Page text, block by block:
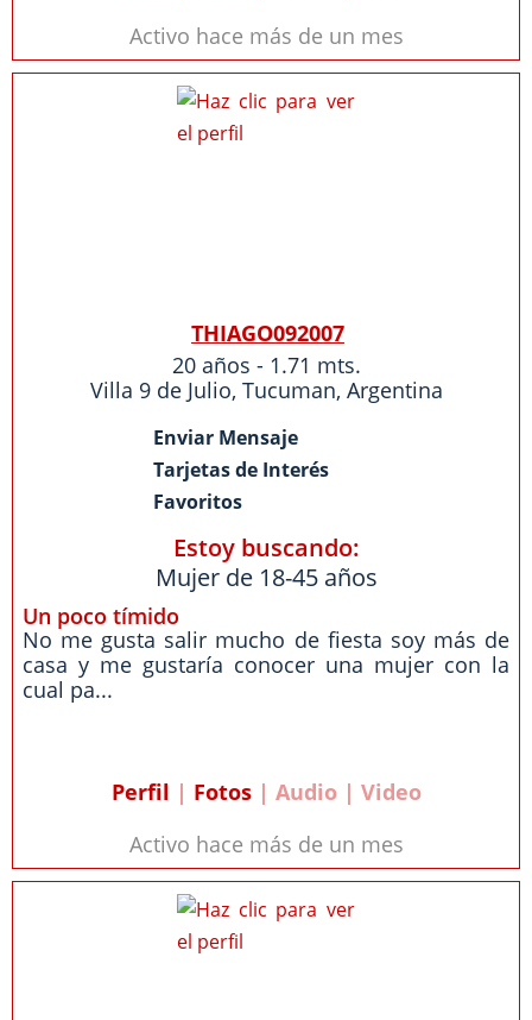
Activo hace más de un mes
THIAGO092007
20 años - 1.71 mts.
Villa 9 de Julio, Tucuman, Argentina
Enviar Mensaje
Tarjetas de Interés
Favoritos
Estoy buscando:
Mujer de 18-45 años
Un poco tímido
No me gusta salir mucho de fiesta soy más de
casa y me gustaría conocer una mujer con la
cual pa...
Perfil | Fotos| Audio | Video
Activo hace más de un mes